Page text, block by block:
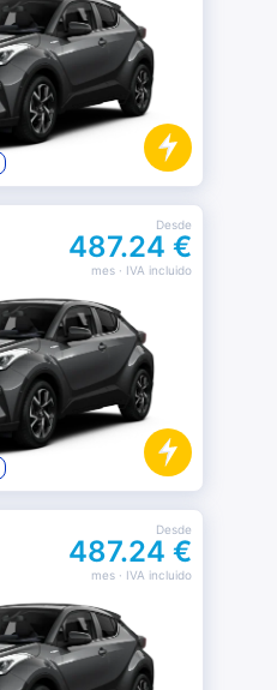
Desde
487.24 €
mes· IVA incluido
Desde
487.24 €
mes· IVA incluido